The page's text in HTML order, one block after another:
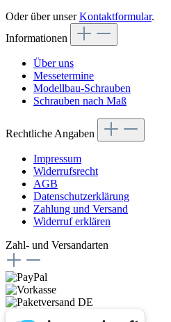
Oder über unserKontaktformular.
Informationen
Über uns
Messetermine
Modellbau-Schrauben
Schrauben nach Maß
Rechtliche Angaben
Impressum
Widerrufsrecht
AGB
Datenschutzerklärung
Zahlung und Versand
Widerruf erklären
Zahl- und Versandarten